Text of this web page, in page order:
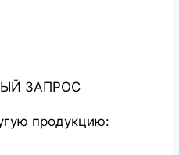
ЗАПРОС
продукцию: